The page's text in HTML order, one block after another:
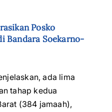
Posko
Bandara Soekarno-
ada lima
tahap kedua
(384 jamaah),